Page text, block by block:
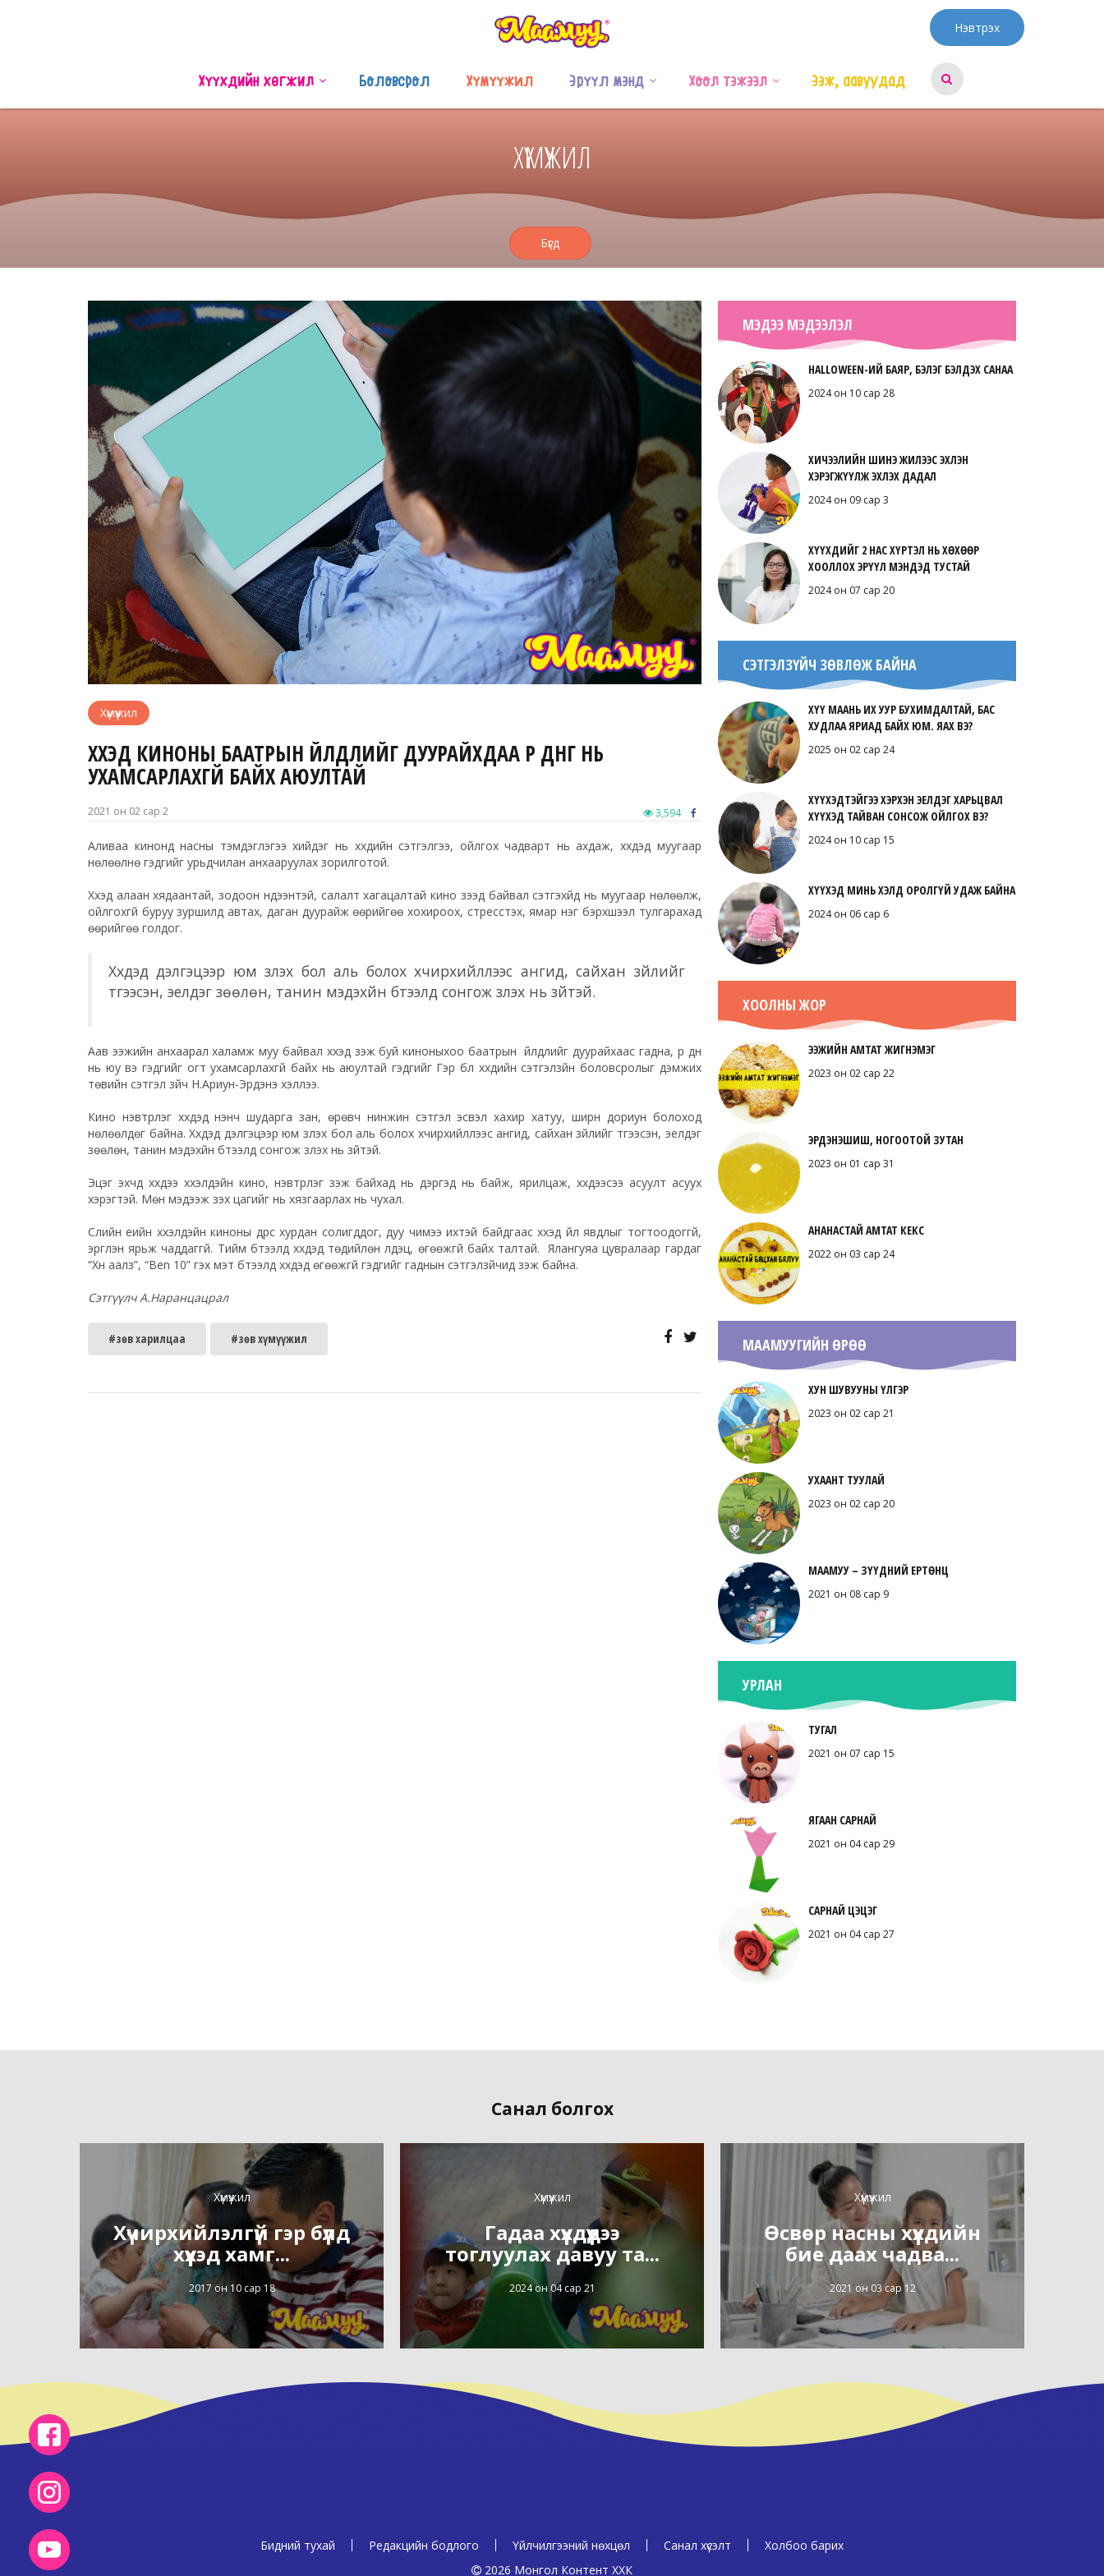
Нэвтрэх
Хүүхдийн хөгжил Боловсрол Хүмүүжил Эрүүл мэнд Хоол тэжээл Ээж, аавуудад
ХҮМҮҮЖИЛ
Бүгд
Хүмүүжил
ХҮҮХЭД КИНОНЫ БААТРЫН ҮЙЛДЛИЙГ ДУУРАЙХДАА ҮР ДҮНГ НЬ
УХАМСАРЛАХГҮЙ БАЙХ АЮУЛТАЙ
2021 он 02 сар 2 3,594
Аливаа кинонд насны тэмдэглэгээ хийдэг нь хүүхдийн сэтгэлгээ, ойлгох чадварт нь ахдаж, хүүхдэд муугаар
нөлөөлнө гэдгийг урьдчилан анхааруулах зорилготой.
Хүүхэд алаан хядаантай, зодоон нүдээнтэй, салалт хагацалтай кино үзээд байвал сэтгэхүйд нь муугаар нөлөөлж,
ойлгохгүй буруу зуршилд автах, даган дуурайж өөрийгөө хохироох, стресстэх, ямар нэг бэрхшээл тулгарахад
өөрийгөө голдог.
Хүүхдэд дэлгэцээр юм үзүүлэх бол аль болох хүчирхийллээс ангид, сайхан зүйлийг
түгээсэн, эелдэг зөөлөн, танин мэдэхүйн бүтээлүүд сонгож үзүүлэх нь зүйтэй.
Аав ээжийн анхаарал халамж муу байвал хүүхэд үзэж буй киноныхоо баатрын үйлдлийг дуурайхаас гадна, үр дүн
нь юу вэ гэдгийг огт ухамсарлахгүй байх нь аюултай гэдгийг Гэр бүл хүүхдийн сэтгэлзүйн боловсролыг дэмжих
төвийн сэтгэл зүйч Н.Ариун-Эрдэнэ хэллээ.
Кино нэвтрүүлэг хүүхдэд үнэнч шударга зан, өрөвч нинжин сэтгэл эсвэл хахир хатуу, ширүүн дориун болоход
нөлөөлдөг байна. Хүүхдэд дэлгэцээр юм үзүүлэх бол аль болох хүчирхийллээс ангид, сайхан зүйлийг түгээсэн, эелдэг
зөөлөн, танин мэдэхүйн бүтээлүүд сонгож үзүүлэх нь зүйтэй.
Эцэг эхчүүд хүүхдээ хүүхэлдэйн кино, нэвтрүүлэг үзэж байхад нь дэргэд нь байж, ярилцаж, хүүхдээсээ асуулт асуух
хэрэгтэй. Мөн мэдээж үзэх цагийг нь хязгаарлах нь чухал.
Сүүлийн үеийн хүүхэлдэйн киноны дүрс хурдан солигддог, дуу чимээ ихтэй байдгаас хүүхэд үйл явдлыг тогтоодоггүй,
эргүүлэн ярьж чаддаггүй. Тийм бүтээлүүд хүүхдэд төдийлөн үлдэц, өгөөжгүй байх талтай. Ялангуяа цувралаар гардаг
“Хүн аалз”, “Ben 10” гэх мэт бүтээлүүд хүүхдэд өгөөжгүй гэдгийг гаднын сэтгэлзүйчид үзэж байна.
Сэтгүүлч А.Наранцацрал
#зөв харилцаа #зөв хүмүүжил
МЭДЭЭ МЭДЭЭЛЭЛ
HALLOWEEN-ИЙ БАЯР, БЭЛЭГ БЭЛДЭХ САНАА
2024 он 10 сар 28
ХИЧЭЭЛИЙН ШИНЭ ЖИЛЭЭС ЭХЛЭН
ХЭРЭГЖҮҮЛЖ ЭХЛЭХ ДАДАЛ
2024 он 09 сар 3
ХҮҮХДИЙГ 2 НАС ХҮРТЭЛ НЬ ХӨХӨӨР
ХООЛЛОХ ЭРҮҮЛ МЭНДЭД ТУСТАЙ
2024 он 07 сар 20
СЭТГЭЛЗҮЙЧ ЗӨВЛӨЖ БАЙНА
ХҮҮ МААНЬ ИХ УУР БУХИМДАЛТАЙ, БАС
ХУДЛАА ЯРИАД БАЙХ ЮМ. ЯАХ ВЭ?
2025 он 02 сар 24
ХҮҮХЭДТЭЙГЭЭ ХЭРХЭН ЭЕЛДЭГ ХАРЬЦВАЛ
ХҮҮХЭД ТАЙВАН СОНСОЖ ОЙЛГОХ ВЭ?
2024 он 10 сар 15
ХҮҮХЭД МИНЬ ХЭЛД ОРОЛГҮЙ УДАЖ БАЙНА
2024 он 06 сар 6
ХООЛНЫ ЖОР
ЭЭЖИЙН АМТАТ ЖИГНЭМЭГ
2023 он 02 сар 22
ЭРДЭНЭШИШ, НОГООТОЙ ЗУТАН
2023 он 01 сар 31
АНАНАСТАЙ АМТАТ КЕКС
2022 он 03 сар 24
МААМУУГИЙН ӨРӨӨ
ХУН ШУВУУНЫ ҮЛГЭР
2023 он 02 сар 21
УХААНТ ТУУЛАЙ
2023 он 02 сар 20
МААМУУ – ЗҮҮДНИЙ ЕРТӨНЦ
2021 он 08 сар 9
УРЛАН
ТУГАЛ
2021 он 07 сар 15
ЯГААН САРНАЙ
2021 он 04 сар 29
САРНАЙ ЦЭЦЭГ
2021 он 04 сар 27
Санал болгох
Хүмүүжил
Хүчирхийлэлгүй гэр бүлд
хүүхэд хамг...
2017 он 10 сар 18
Хүмүүжил
Гадаа хүүхдүүдээ
тоглуулах давуу та...
2024 он 04 сар 21
Хүмүүжил
Өсвөр насны хүүхдийн
бие даах чадва...
2021 он 03 сар 12
Бидний тухай Редакцийн бодлого Үйлчилгээний нөхцөл Санал хүсэлт
Холбоо барих
2026 Монгол Контент ХХК